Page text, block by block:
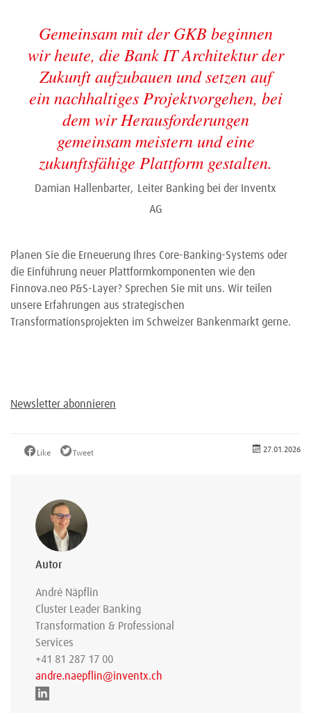
Gemeinsam mit der GKB beginnen
wir heute, die Bank IT Architektur der
Zukunft aufzubauen und setzen auf
ein nachhaltiges Projektvorgehen, bei
dem wir Herausforderungen
gemeinsam meistern und eine
zukunftsfähige Plattform gestalten.
Damian Hallenbarter,
Leiter Banking bei der Inventx
AG
Planen Sie die Erneuerung Ihres Core-Banking-Systems oder
die Einführung neuer Plattformkomponenten wie den
Finnova.neo P&S-Layer? Sprechen Sie mit uns. Wir teilen
unsere Erfahrungen aus strategischen
Transformationsprojekten im Schweizer Bankenmarkt gerne.
Newsletter abonnieren
Like Tweet 27.01.2026
Autor
André Näpflin
Cluster Leader Banking
Transformation & Professional
Services
+41 81 287 17 00
andre.naepflin@inventx.ch